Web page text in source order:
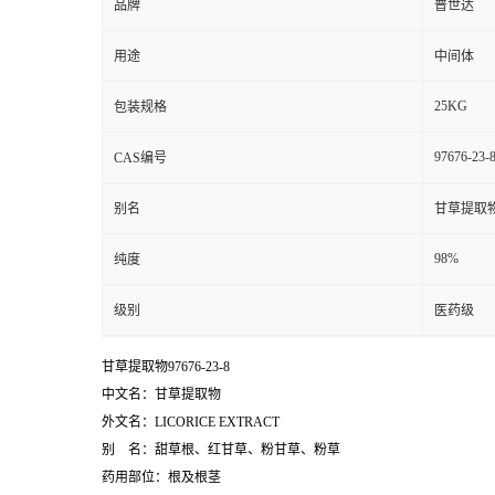
品牌 普世达
用途 中间体
包装规格 25KG
CAS编号 97676-23-8
别名 甘草提取
纯度 98%
级别 医药级
甘草提取物97676-23-8
中文名：甘草提取物
外文名：LICORICE EXTRACT
别 名：甜草根、红甘草、粉甘草、粉草
药用部位：根及根茎